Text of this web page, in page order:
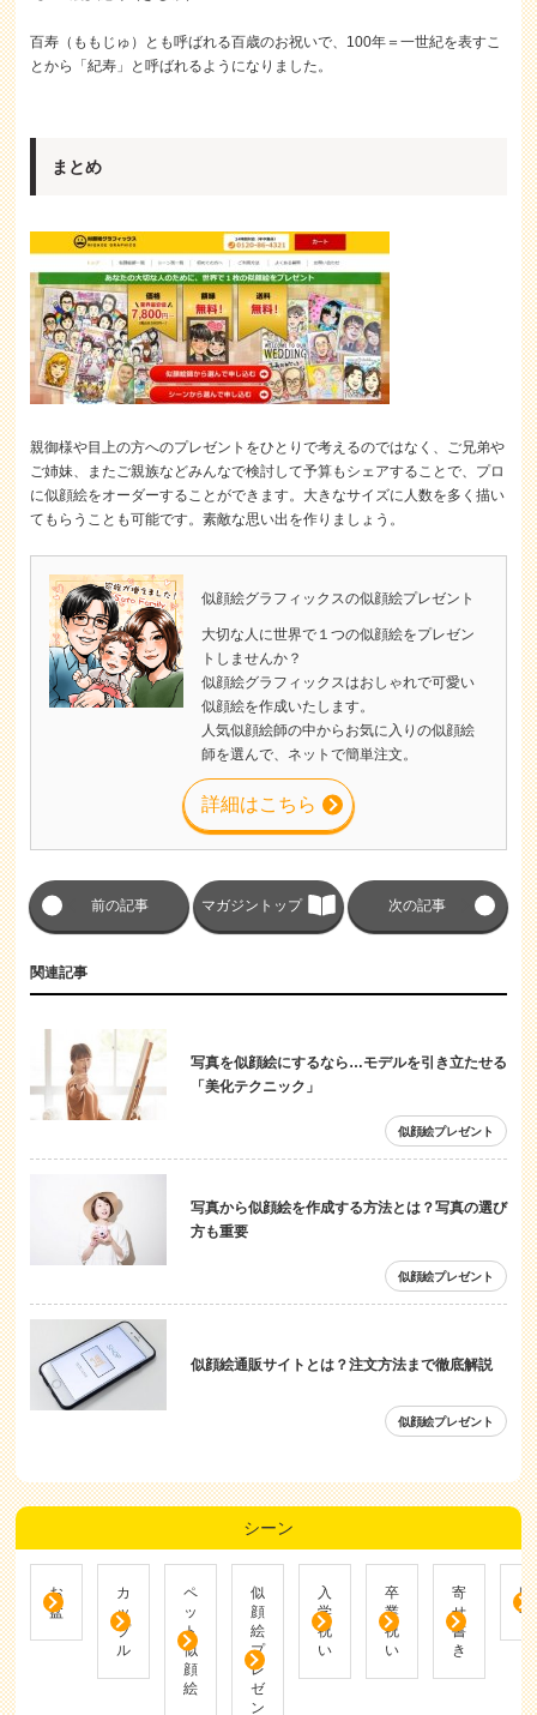
百寿（ももじゅ）とも呼ばれる百歳のお祝いで、100年＝一世紀を表すこ
とから「紀寿」と呼ばれるようになりました。
まとめ
親御様や目上の方へのプレゼントをひとりで考えるのではなく、ご兄弟や
ご姉妹、またご親族などみんなで検討して予算もシェアすることで、プロ
に似顔絵をオーダーすることができます。大きなサイズに人数を多く描い
てもらうことも可能です。素敵な思い出を作りましょう。
似顔絵グラフィックスの似顔絵プレゼント
大切な人に世界で１つの似顔絵をプレゼン
トしませんか？
似顔絵グラフィックスはおしゃれで可愛い
似顔絵を作成いたします。
人気似顔絵師の中からお気に入りの似顔絵
師を選んで、ネットで簡単注文。
詳細はこちら
前の記事 マガジントップ 次の記事
関連記事
写真を似顔絵にするなら…モデルを引き立たせる
「美化テクニック」
似顔絵プレゼント
写真から似顔絵を作成する方法とは？写真の選び
方も重要
似顔絵プレゼント
似顔絵通販サイトとは？注文方法まで徹底解説
似顔絵プレゼント
シーン
お
盆
カ
ッ
プ
ル
ペ
ッ
ト
似
顔
絵
似
顔
絵
プ
レ
ゼ
ン
入
学
祝
い
卒
業
祝
い
寄
せ
書
き
帰
省